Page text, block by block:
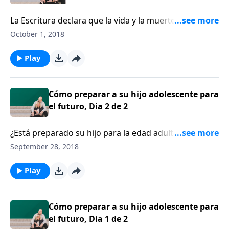
La Escritura declara que la vida y la muerte están en
poder de la lengua. ¿Cómo puede cultivar la vida con
sugerencias para que pueda domar su lengua.
October 1, 2018
Play
Cómo preparar a su hijo adolescente para
el futuro, Dia 2 de 2
¿Está preparado su hijo para la edad adulta? Dennis y
Bárbara Rainey, padres de seis hijos adultos,
que los padres deben esforzarse por desarrollar,
antes de lanzarlos al ancho mundo.
September 28, 2018
Play
Cómo preparar a su hijo adolescente para
el futuro, Dia 1 de 2